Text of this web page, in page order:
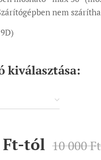
nem
kiválasztása:
-tól 10 000Ft